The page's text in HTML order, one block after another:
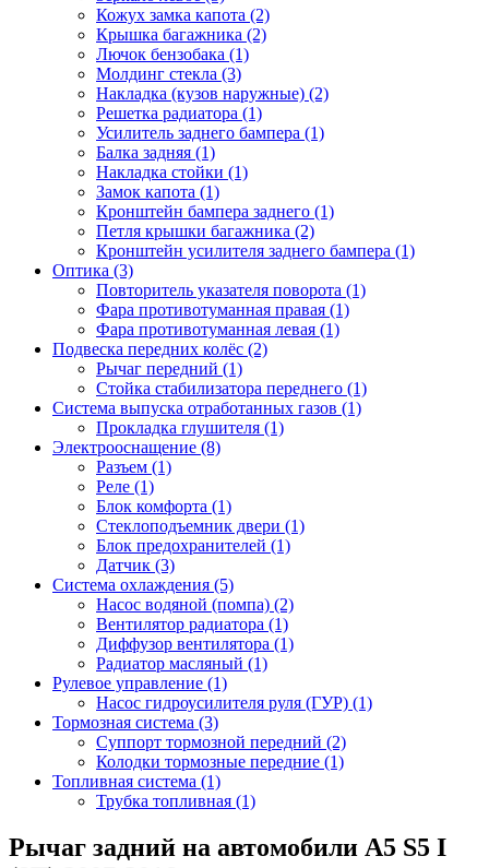
Кожух замка капота (2)
Крышка багажника (2)
Лючок бензобака (1)
Молдинг стекла (3)
Накладка (кузов наружные) (2)
Решетка радиатора (1)
Усилитель заднего бампера (1)
Балка задняя (1)
Накладка стойки (1)
Замок капота (1)
Кронштейн бампера заднего (1)
Петля крышки багажника (2)
Кронштейн усилителя заднего бампера (1)
Оптика (3)
Повторитель указателя поворота (1)
Фара противотуманная правая (1)
Фара противотуманная левая (1)
Подвеска передних колёс (2)
Рычаг передний (1)
Стойка стабилизатора переднего (1)
Система выпуска отработанных газов (1)
Прокладка глушителя (1)
Электрооснащение (8)
Разъем (1)
Реле (1)
Блок комфорта (1)
Стеклоподъемник двери (1)
Блок предохранителей (1)
Датчик (3)
Система охлаждения (5)
Насос водяной (помпа) (2)
Вентилятор радиатора (1)
Диффузор вентилятора (1)
Радиатор масляный (1)
Рулевое управление (1)
Насос гидроусилителя руля (ГУР) (1)
Тормозная система (3)
Суппорт тормозной передний (2)
Колодки тормозные передние (1)
Топливная система (1)
Трубка топливная (1)
Рычаг задний на автомобили A5 S5 I